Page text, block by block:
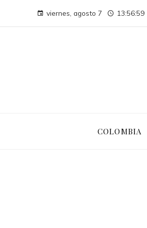
viernes, agosto 7 13:57:00
COLOMBIA